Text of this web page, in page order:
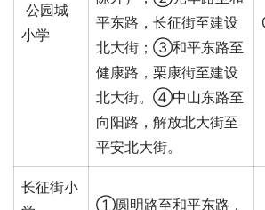
公园城
小学
平东路，长征街至建设
北大街；③和平东路至
健康路，栗康街至建设
北大街。④中山东路至
向阳路，解放北大街至
平安北大街。
长征街小
①圆明路至和平东路，